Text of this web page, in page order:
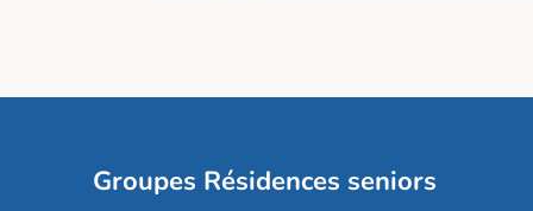
Groupes Résidences seniors